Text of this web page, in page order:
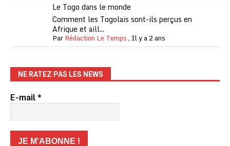
Le Togo dans le monde
Comment les Togolais sont-ils perçus en
Afrique et aill...
ParRédaction Le Temps, Il y a 2 ans
NE RATEZ PAS LES NEWS
E-mail*